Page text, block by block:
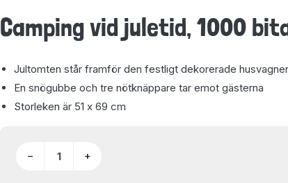
Camping vid juletid, 1000
Jultomten står framför den festligt dekorerade
En snögubbe och tre nötknäppare tar emot gästerna
Storleken är 51 x 69 cm
− +